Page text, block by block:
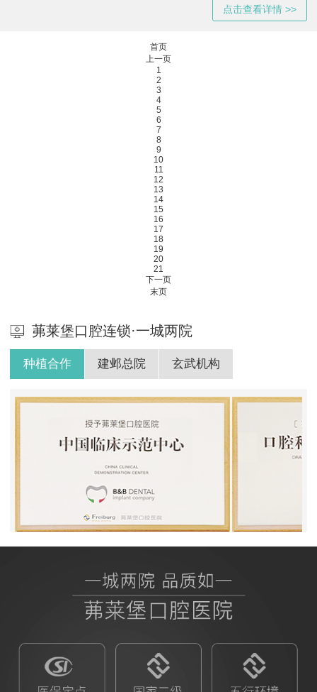
点击查看详情 >>
首页
上一页
1
2
3
4
5
6
7
8
9
10
11
12
13
14
15
16
17
18
19
20
21
下一页
末页
茀莱堡口腔连锁·一城两院
种植合作 建邺总院 玄武机构
BB授权茀莱堡口腔医院 ITI授